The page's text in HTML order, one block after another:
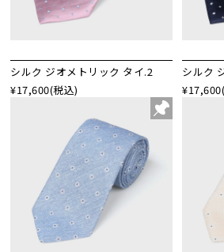
シルク ジオメトリック タイ.2
¥17,600(税込)
シルク
¥17,600